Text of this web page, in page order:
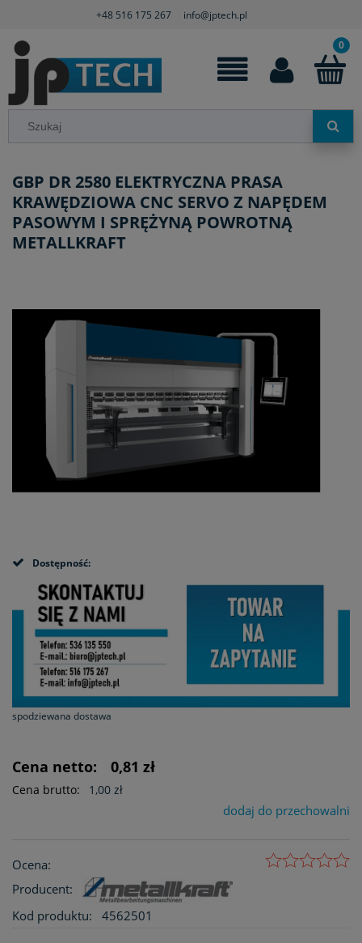
+48 516 175 267 info@jptech.pl
GBP DR 2580 ELEKTRYCZNA PRASA
KRAWĘDZIOWA CNC SERVO Z NAPĘDEM
PASOWYM I SPRĘŻYNĄ POWROTNĄ
METALLKRAFT
Dostępność:
spodziewana dostawa
Cena netto: 0,81 zł
Cena brutto: 1,00 zł
dodaj do przechowalni
Ocena:
Producent:
Kod produktu:
4562501